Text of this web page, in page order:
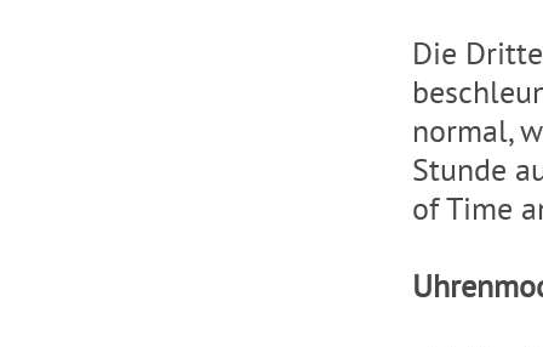
Die
normal,
Stunde
of Time